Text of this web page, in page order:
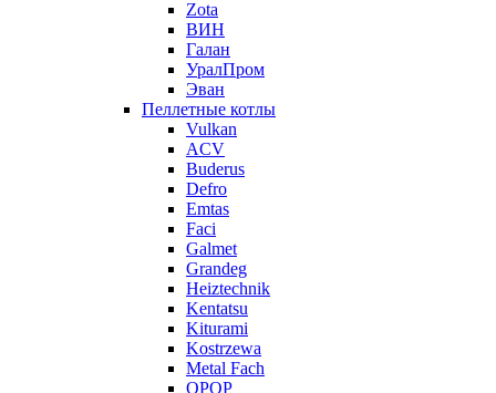
Zota
ВИН
Галан
УралПром
Эван
Пеллетные котлы
Vulkan
ACV
Buderus
Defro
Emtas
Faci
Galmet
Grandeg
Heiztechnik
Kentatsu
Kiturami
Kostrzewa
Metal Fach
OPOP